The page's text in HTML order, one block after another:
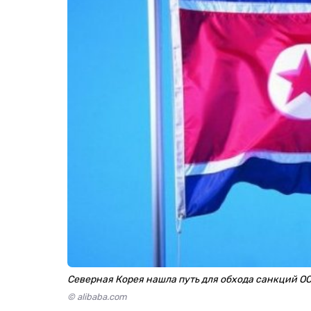
Северная Корея нашла путь для обхода санкций
© alibaba.com